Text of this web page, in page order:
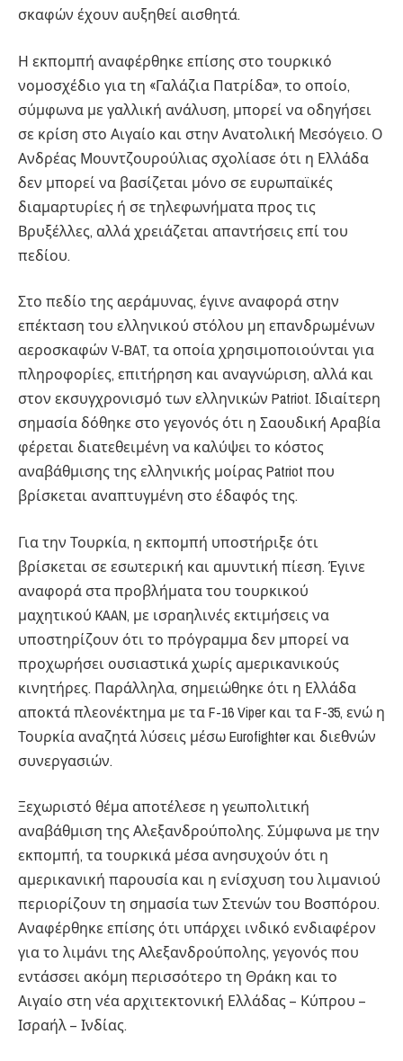
σκαφών έχουν αυξηθεί αισθητά.
Η εκπομπή αναφέρθηκε επίσης στο τουρκικό
νομοσχέδιο για τη «Γαλάζια Πατρίδα», το οποίο,
σύμφωνα με γαλλική ανάλυση, μπορεί να οδηγήσει
σε κρίση στο Αιγαίο και στην Ανατολική Μεσόγειο. Ο
Ανδρέας Μουντζουρούλιας σχολίασε ότι η Ελλάδα
δεν μπορεί να βασίζεται μόνο σε ευρωπαϊκές
διαμαρτυρίες ή σε τηλεφωνήματα προς τις
Βρυξέλλες, αλλά χρειάζεται απαντήσεις επί του
πεδίου.
Στο πεδίο της αεράμυνας, έγινε αναφορά στην
επέκταση του ελληνικού στόλου μη επανδρωμένων
αεροσκαφών V-BAT, τα οποία χρησιμοποιούνται για
πληροφορίες, επιτήρηση και αναγνώριση, αλλά και
στον εκσυγχρονισμό των ελληνικών Patriot. Ιδιαίτερη
σημασία δόθηκε στο γεγονός ότι η Σαουδική Αραβία
φέρεται διατεθειμένη να καλύψει το κόστος
αναβάθμισης της ελληνικής μοίρας Patriot που
βρίσκεται αναπτυγμένη στο έδαφός της.
Για την Τουρκία, η εκπομπή υποστήριξε ότι
βρίσκεται σε εσωτερική και αμυντική πίεση. Έγινε
αναφορά στα προβλήματα του τουρκικού
μαχητικού KAAN, με ισραηλινές εκτιμήσεις να
υποστηρίζουν ότι το πρόγραμμα δεν μπορεί να
προχωρήσει ουσιαστικά χωρίς αμερικανικούς
κινητήρες. Παράλληλα, σημειώθηκε ότι η Ελλάδα
αποκτά πλεονέκτημα με τα F-16 Viper και τα F-35, ενώ η
Τουρκία αναζητά λύσεις μέσω Eurofighter και διεθνών
συνεργασιών.
Ξεχωριστό θέμα αποτέλεσε η γεωπολιτική
αναβάθμιση της Αλεξανδρούπολης. Σύμφωνα με την
εκπομπή, τα τουρκικά μέσα ανησυχούν ότι η
αμερικανική παρουσία και η ενίσχυση του λιμανιού
περιορίζουν τη σημασία των Στενών του Βοσπόρου.
Αναφέρθηκε επίσης ότι υπάρχει ινδικό ενδιαφέρον
για το λιμάνι της Αλεξανδρούπολης, γεγονός που
εντάσσει ακόμη περισσότερο τη Θράκη και το
Αιγαίο στη νέα αρχιτεκτονική Ελλάδας – Κύπρου –
Ισραήλ – Ινδίας.